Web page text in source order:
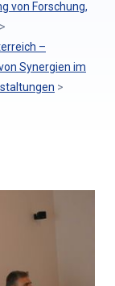
von Forschung,
>
–
Synergien im
>